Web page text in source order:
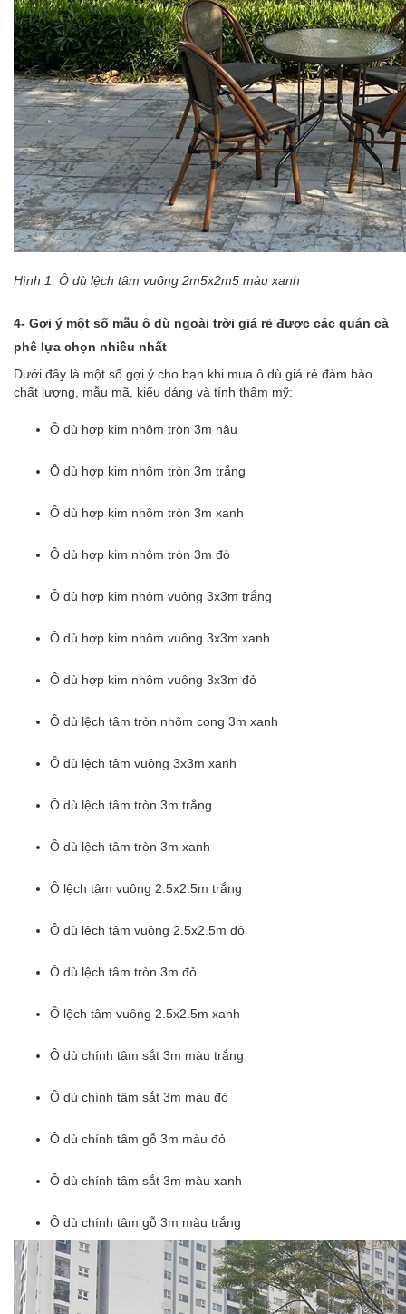
Hình 1: Ô dù lệch tâm vuông 2m5x2m5 màu xanh
4- Gợi ý một số mẫu ô dù ngoài trời giá rẻ được các quán cà
phê lựa chọn nhiều nhất
Dưới đây là một số gợi ý cho bạn khi mua ô dù giá rẻ đảm bảo
chất lượng, mẫu mã, kiểu dáng và tính thẩm mỹ:
Ô dù hợp kim nhôm tròn 3m nâu
Ô dù hợp kim nhôm tròn 3m trắng
Ô dù hợp kim nhôm tròn 3m xanh
Ô dù hợp kim nhôm tròn 3m đỏ
Ô dù hợp kim nhôm vuông 3x3m trắng
Ô dù hợp kim nhôm vuông 3x3m xanh
Ô dù hợp kim nhôm vuông 3x3m đỏ
Ô dù lệch tâm tròn nhôm cong 3m xanh
Ô dù lệch tâm vuông 3x3m xanh
Ô dù lệch tâm tròn 3m trắng
Ô dù lệch tâm tròn 3m xanh
Ô lệch tâm vuông 2.5x2.5m trắng
Ô dù lệch tâm vuông 2.5x2.5m đỏ
Ô dù lệch tâm tròn 3m đỏ
Ô lệch tâm vuông 2.5x2.5m xanh
Ô dù chính tâm sắt 3m màu trắng
Ô dù chính tâm sắt 3m màu đỏ
Ô dù chính tâm gỗ 3m màu đỏ
Ô dù chính tâm sắt 3m màu xanh
Ô dù chính tâm gỗ 3m màu trắng